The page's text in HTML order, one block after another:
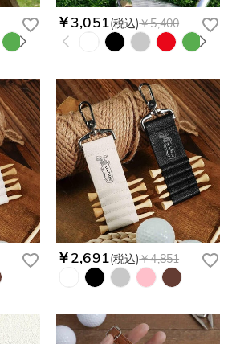
￥3,051(税込)￥5,400
￥2,691(税込)￥4,851